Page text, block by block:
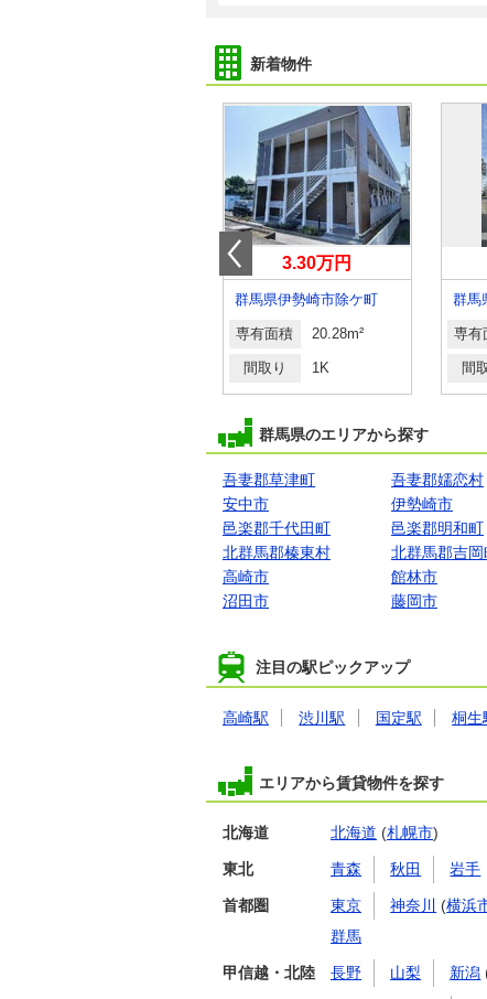
新着物件
3.30万円
群馬県伊勢崎市除ケ町
専有面積 20.28m²
間取り 1K
群馬
専有
間
群馬県のエリアから探す
吾妻郡草津町 吾妻郡嬬恋村
安中市
伊勢崎市
邑楽郡千代田町
邑楽郡明和町
北群馬郡榛東村
北群馬郡吉岡
高崎市
館林市
沼田市
藤岡市
注目の駅ピックアップ
高崎駅 渋川駅 国定駅 桐生
エリアから賃貸物件を探す
北海道 北海道 (札幌市)
東北 青森 秋田 岩手
首都圏 東京 神奈川 (横浜
群馬
甲信越・北陸 長野 山梨 新潟